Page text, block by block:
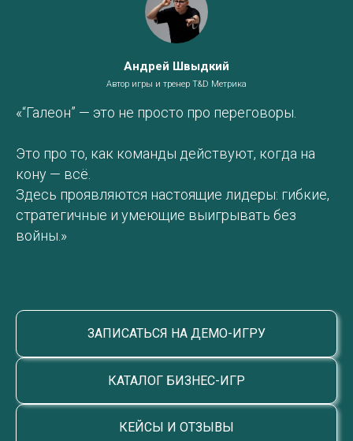
Андрей Швыдкий
Автор игры и тренер T&D Метрика
«“Галеон” — это не просто про переговоры.
Это про то, как команды действуют, когда на
кону — всё.
Здесь проявляются настоящие лидеры: гибкие,
стратегичные и умеющие выигрывать без
войны.»
ЗАПИСАТЬСЯ НА ДЕМО-ИГРУ
КАТАЛОГ БИЗНЕС-ИГР
КЕЙСЫ И ОТЗЫВЫ